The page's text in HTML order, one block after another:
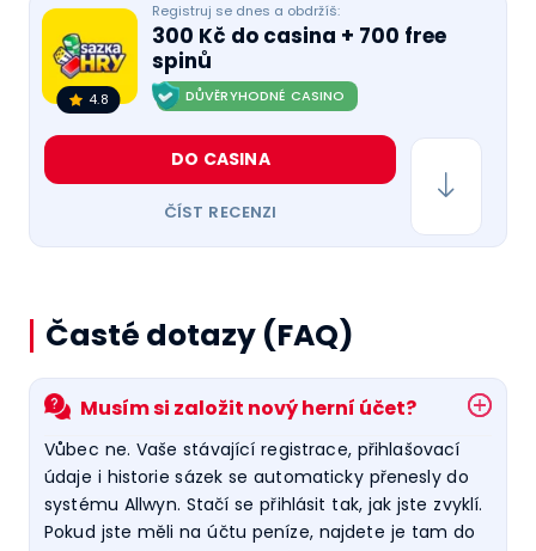
4.8
Registruj se dnes a obdržíš:
300 Kč do casina + 700 free
spinů
DŮVĚRYHODNÉ CASINO
DO CASINA
ČÍST RECENZI
Časté dotazy (FAQ)
Musím si založit nový herní účet?
Vůbec ne. Vaše stávající registrace, přihlašovací
údaje i historie sázek se automaticky přenesly do
systému Allwyn. Stačí se přihlásit tak, jak jste zvyklí.
Pokud jste měli na účtu peníze, najdete je tam do